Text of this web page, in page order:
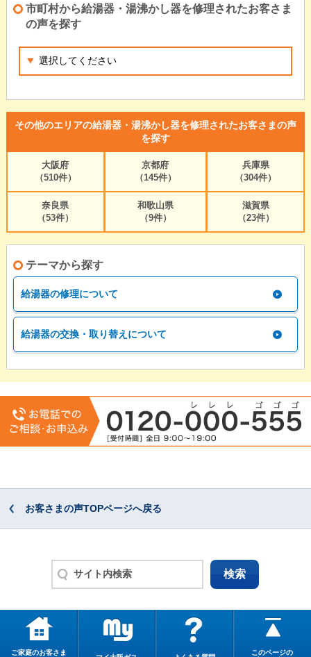
市町村から給湯器・湯沸かし器を修理されたお客さま
の声を探す
その他のエリアの給湯器・湯沸かし器を修理されたお客さまの声
を探す
大阪府
（510件）
京都府
（145件）
兵庫県
（304件）
奈良県
（53件）
和歌山県
（9件）
滋賀県
（23件）
テーマから探す
給湯器の修理について
給湯器の交換・取り替えについて
お客さまの声TOPページへ戻る
ご家庭のお客さま
このページの